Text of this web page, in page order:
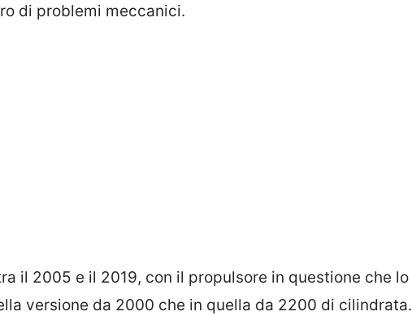
di problemi meccanici.
il 2005 e il 2019, con il propulsore in questione che lo
versione da 2000 che in quella da 2200 di cilindrata.